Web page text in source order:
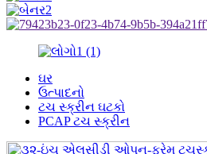
ઘર
ઉત્પાદનો
ટચ સ્ક્રીન ઘટકો
PCAP ટચ સ્ક્રીન